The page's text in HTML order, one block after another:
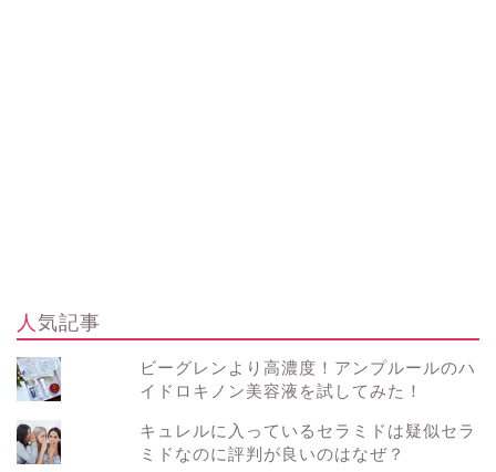
人気記事
ビーグレンより高濃度！アンプルールのハ
イドロキノン美容液を試してみた！
キュレルに入っているセラミドは疑似セラ
ミドなのに評判が良いのはなぜ？